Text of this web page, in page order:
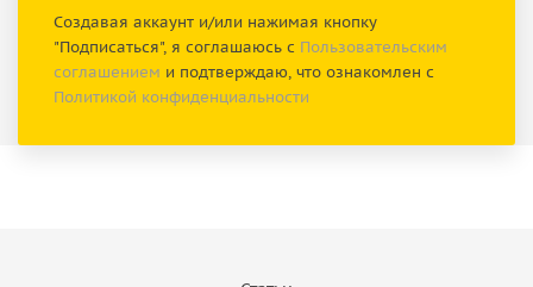
Создавая аккаунт и/или нажимая кнопку
"Подписаться", я соглашаюсь с Пользовательским
соглашением и подтверждаю, что ознакомлен с
Политикой конфиденциальности